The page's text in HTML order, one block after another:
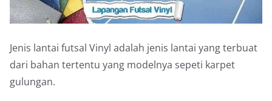
Jenis lantai futsal Vinyl adalah jenis lantai yang terbuat
dari bahan tertentu yang modelnya sepeti karpet
gulungan.